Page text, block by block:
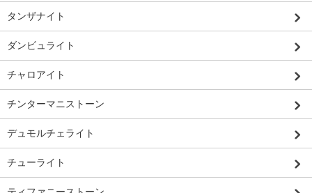
タンザナイト
ダンビュライト
チャロアイト
チンターマニストーン
デュモルチェライト
チューライト